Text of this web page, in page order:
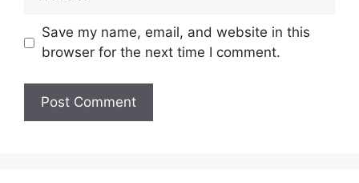
Save my name, email, and website in this
browser for the next time I comment.